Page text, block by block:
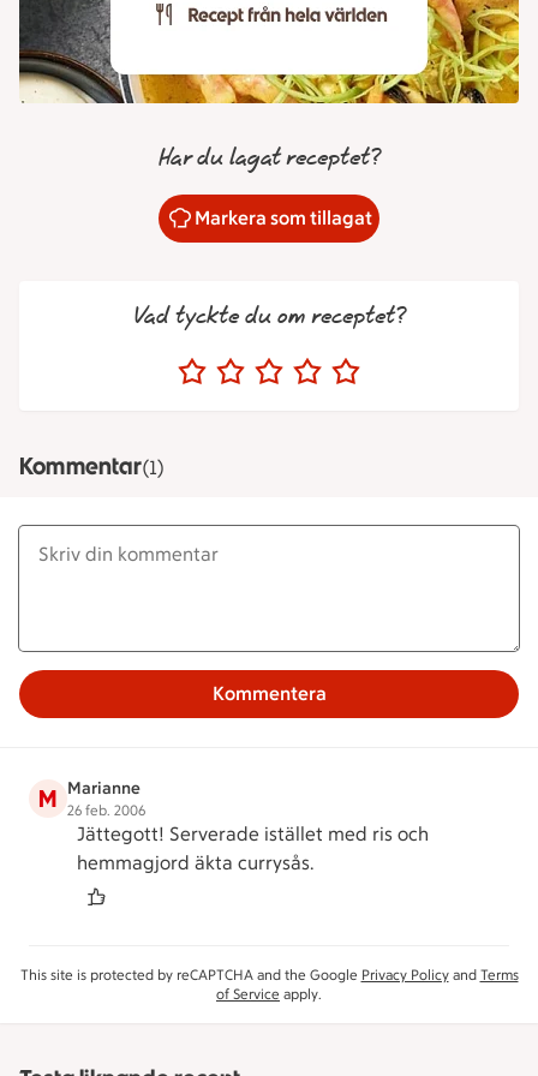
Har du lagat receptet?
Markera som tillagat
Vad tyckte du om receptet?
Kommentar(1)
Kommentera
M Marianne
26 feb. 2006
Jättegott! Serverade istället med ris och
hemmagjord äkta currysås.
This site is protected by reCAPTCHA and the Google Privacy Policyand Terms
of Service apply.